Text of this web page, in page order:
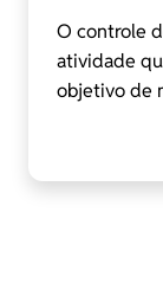
O controle
atividade
objetivo de